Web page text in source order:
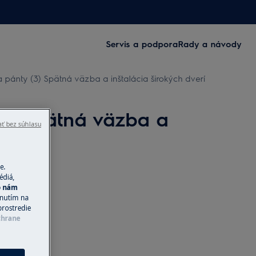
Servis a podporaRady a návody
(3) Spätná väzba a inštalácia širokých dverí
Spätná väzba a
nám
na
bez súhlasu